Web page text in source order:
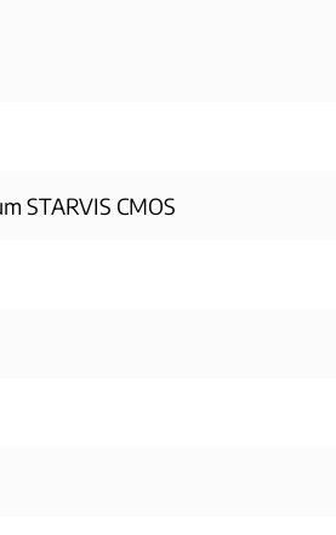
STARVIS CMOS